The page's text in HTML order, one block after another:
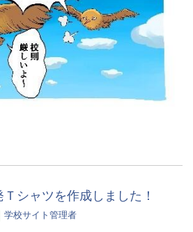
シャツを作成しました！
学校サイト管理者